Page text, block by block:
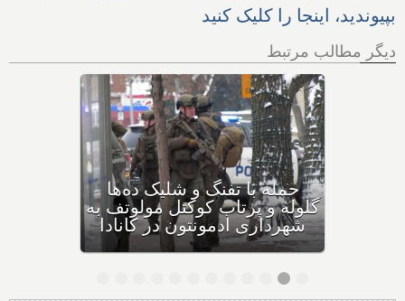
بپیوندید، اینجا را کلیک کنید
دیگر مطالب مرتبط
بهداشت کانادا: این داروی
کودکان، ماست و چیا، را
مصرف نکنید و این تشک نیز
احتمال خفگی دارد